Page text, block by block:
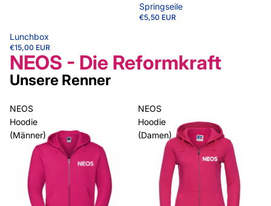
Lunchbox
€15,00 EUR
Springseile
€5,50 EUR
NEOS - Die Reformkraft
Unsere Renner
NEOS
Hoodie
(Männer)
NEOS
Hoodie
(Damen)